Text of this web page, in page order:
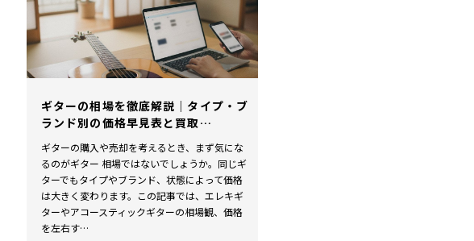
ギターの相場を徹底解説｜タイプ・ブ
ランド別の価格早見表と買取…
ギターの購入や売却を考えるとき、まず気にな
るのがギター 相場ではないでしょうか。同じギ
ターでもタイプやブランド、状態によって価格
は大きく変わります。この記事では、エレキギ
ターやアコースティックギターの相場観、価格
を左右す…